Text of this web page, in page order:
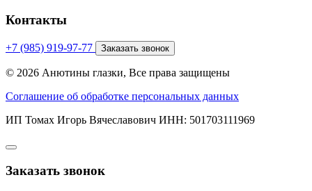
Контакты
+7 (985) 919-97-77 Заказать звонок
© 2026 Анютины глазки, Все права защищены
Соглашение об обработке персональных данных
ИП Томах Игорь Вячеславович ИНН: 501703111969
Заказать звонок